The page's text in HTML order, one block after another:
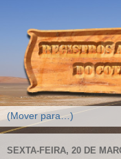
SEXTA-FEIRA, 20 DE